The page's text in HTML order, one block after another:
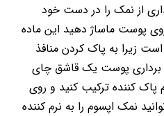
از نمک را در دست خود
پوست ماساژ دهید این ماده
زیرا به پاک کردن منافذ
برداری پوست یک قاشق چای
کننده ترکیب کنید و روی
نمک اپسوم را به نرم کننده